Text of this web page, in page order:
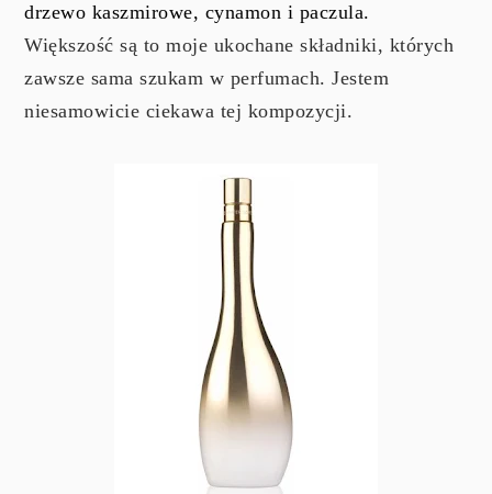
drzewo kaszmirowe, cynamon i paczula.
Większość są to moje ukochane składniki, których
zawsze sama szukam w perfumach. Jestem
niesamowicie ciekawa tej kompozycji.